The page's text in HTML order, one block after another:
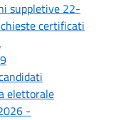
suppletive 22-
certificati
elettorale
-